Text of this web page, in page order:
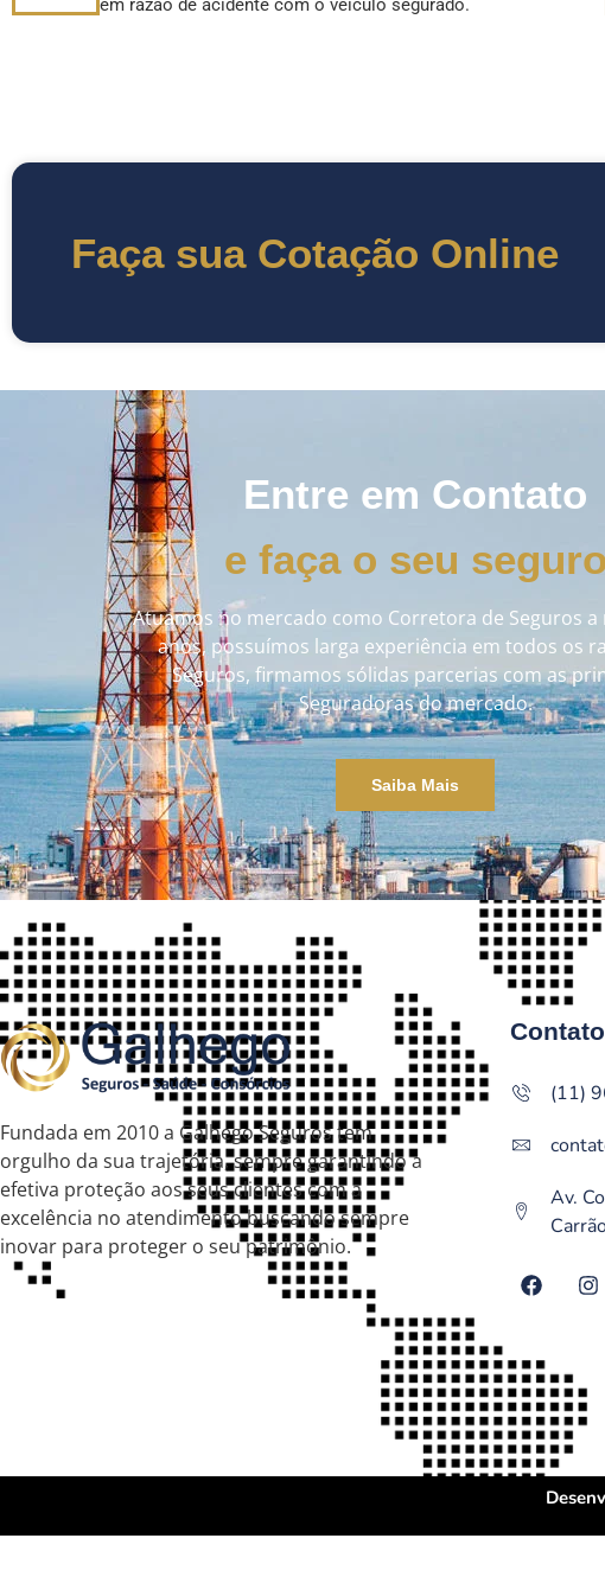
em razão de acidente com o veículo segurado.
Faça sua Cotação Online
Entre em Contato
e faça o seu seguro
Atuamos no mercado como Corretora de Seguros a
anos, possuímos larga experiência em todos os
Seguros, firmamos sólidas parcerias com as
Seguradoras do mercado.
Saiba Mais
Fundada em 2010 a Galhego Seguros tem
orgulho da sua trajetória, sempre garantindo a
efetiva proteção aos seus clientes com a
excelência no atendimento buscando sempre
inovar para proteger o seu patrimônio.
(11)
Av.